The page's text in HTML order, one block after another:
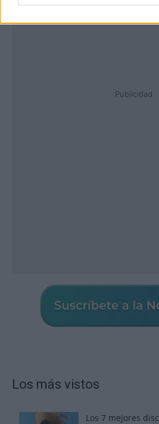
Publicidad
Los más vistos
Los 7 mejores